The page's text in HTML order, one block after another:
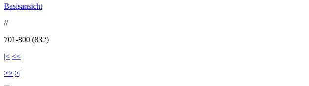
Basisansicht
//
701-800 (832)
|< <<
>> >|